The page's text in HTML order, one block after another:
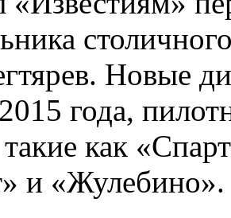
Новые
года,
как
и «Жулебино».